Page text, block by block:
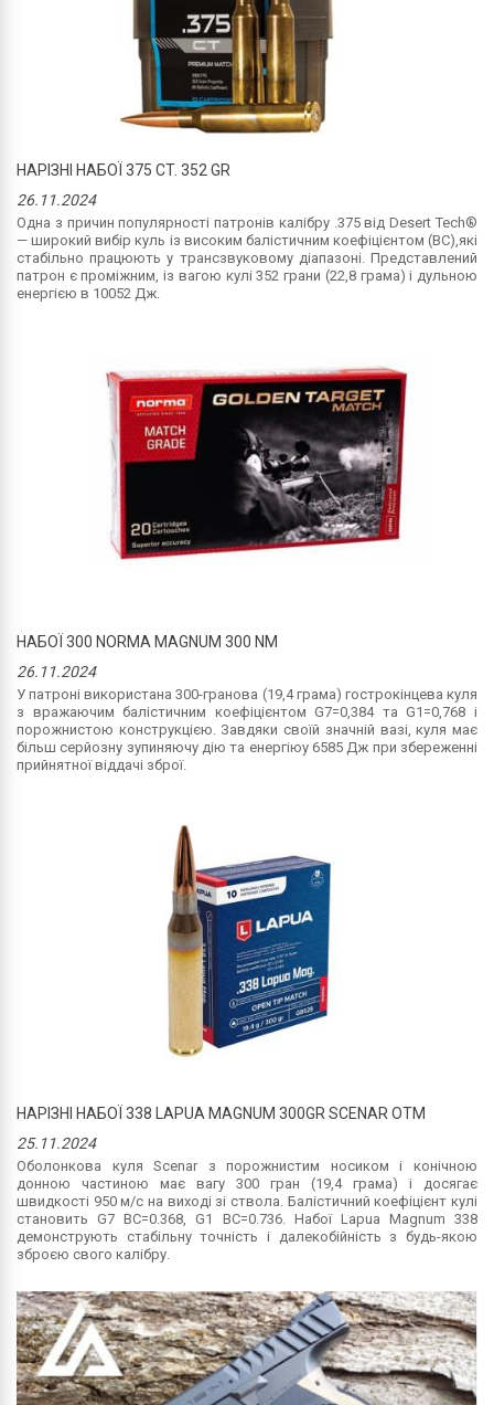
НАРІЗНІ НАБОЇ 375 CT. 352 GR
26.11.2024
Одна з причин популярності патронів калібру .375 від Desert Tech®
— широкий вибір куль із високим балістичним коефіцієнтом (BC),які
стабільно працюють у трансзвуковому діапазоні. Представлений
патрон є проміжним, із вагою кулі 352 грани (22,8 грама) і дульною
енергією в 10052 Дж.
НАБОЇ 300 NORMA MAGNUM 300 NM
26.11.2024
У патроні використана 300-гранова (19,4 грама) гострокінцева куля
з вражаючим балістичним коефіцієнтом G7=0,384 та G1=0,768 і
порожнистою конструкцією. Завдяки своїй значній вазі, куля має
більш серйозну зупиняючу дію та енергіюу 6585 Дж при збереженні
прийнятної віддачі зброї.
НАРІЗНІ НАБОЇ 338 LAPUA MAGNUM 300GR SCENAR OTM
25.11.2024
Оболонкова куля Scenar з порожнистим носиком і конічною
донною частиною має вагу 300 гран (19,4 грама) і досягає
швидкості 950 м/с на виході зі ствола. Балістичний коефіцієнт кулі
становить G7 BC=0.368, G1 BC=0.736. Набої Lapua Magnum 338
демонструють стабільну точність і далекобійність з будь-якою
зброєю свого калібру.